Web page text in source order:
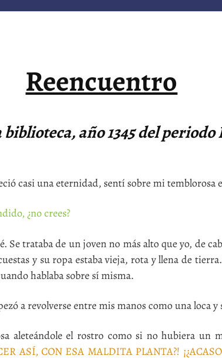
Reencuentro
biblioteca, año 1345 del
casi una eternidad, sentí sobre mi temblorosa
¿no crees?
trataba de un joven no más alto que yo, de
y su ropa estaba vieja, rota y llena de
hablaba sobre sí misma.
a revolverse entre mis manos como una loca y
aleteándole el rostro como si no hubiera un
ASÍ, CON ESA MALDITA PLANTA?!